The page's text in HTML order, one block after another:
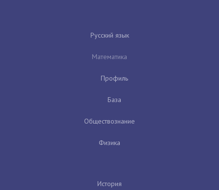
Русский язык
Математика
Профиль
База
Обществознание
Физика
История